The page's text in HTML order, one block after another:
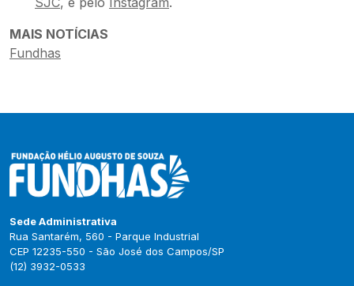
MAIS NOTÍCIAS
Fundhas
Sede Administrativa
Rua Santarém, 560 - Parque Industrial
CEP 12235-550 - São José dos Campos/SP
(12) 3932-0533